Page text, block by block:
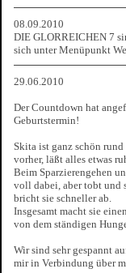
08.09.2010
DIE GLORREICHEN 7
sich unter Menüpunkt
29.06.2010
Der Countdown hat
Geburtstermin!
Skita ist ganz schön
vorher, läßt alles etwas
Beim Sparzierengehen
voll dabei, aber tobt und
bricht sie schneller ab.
Insgesamt macht sie
von dem ständigen
Wir sind sehr gespannt
mir in Verbindung über